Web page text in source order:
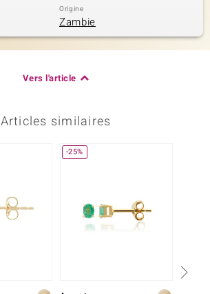
Origine
Zambie
Vers l'article
Articles similaires
-25%